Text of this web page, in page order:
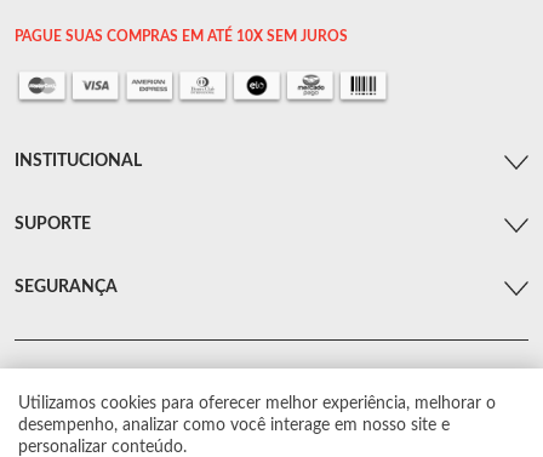
Utilizamos cookies para oferecer melhor experiência, melhorar o
desempenho, analizar como você interage em nosso site e
personalizar conteúdo.
PAGUE SUAS COMPRAS EM ATÉ 10X SEM JUROS
INSTITUCIONAL
SUPORTE
SEGURANÇA
© Arsenal Car. Todos os direitos reservados.
Proibida reprodução total ou parcial. Preços e estoque sujeito a alterações sem